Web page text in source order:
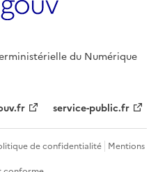
du Numérique
service-public.fr
de confidentialité Mentions